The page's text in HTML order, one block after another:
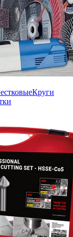
Круги